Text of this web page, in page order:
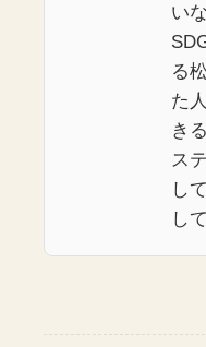
い
る
た
き
ス
し
し